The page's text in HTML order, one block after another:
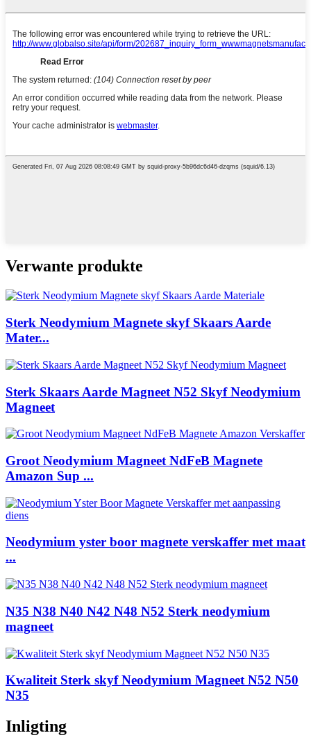
Verwante produkte
Sterk Neodymium Magnete skyf Skaars Aarde
Mater...
Sterk Skaars Aarde Magneet N52 Skyf Neodymium
Magneet
Groot Neodymium Magneet NdFeB Magnete
Amazon Sup ...
Neodymium yster boor magnete verskaffer met maat
...
N35 N38 N40 N42 N48 N52 Sterk neodymium
magneet
Kwaliteit Sterk skyf Neodymium Magneet N52 N50
N35
Inligting